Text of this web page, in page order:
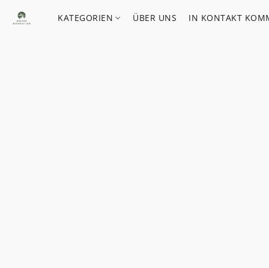
KATEGORIEN ÜBER UNS IN KONTAKT